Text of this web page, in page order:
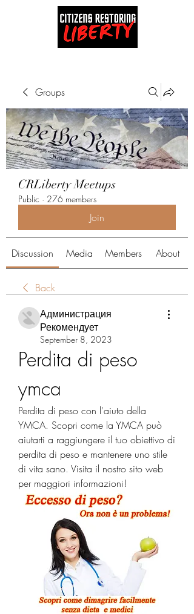
Groups
CRLiberty Meetups
Public · 276 members
Join
Discussion Media Members About
Back
Администрация
Рекомендует
September 8, 2023
Perdita di peso
ymca
Perdita di peso con l'aiuto della
YMCA. Scopri come la YMCA può
aiutarti a raggiungere il tuo obiettivo di
perdita di peso e mantenere uno stile
di vita sano. Visita il nostro sito web
per maggiori informazioni!